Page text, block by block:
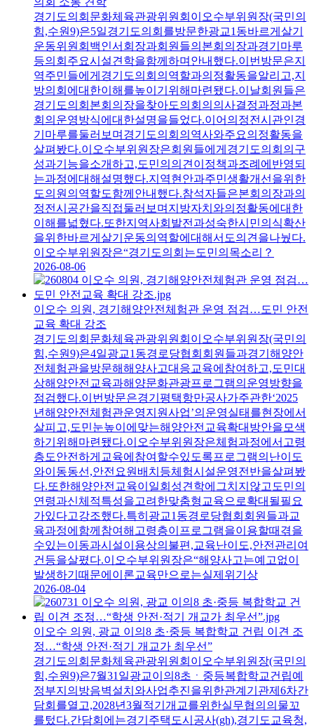
경기도의회문화체육관광위원회이오수부위원장(국민의
힘,수원9)은5일경기도의회를방문한광교1동바르게살기
운동위원회백인서회장과회원들의본회의장과경기마루
등의회주요시설견학을함께하며안내했다.이번방문은지
역주민들에게경기도의회의역할과의정활동을알리고,지
방의회에대한이해를높이기위해마련됐다.이날회원들은
경기도의회본회의장을찾아도의회의의사결정과정과본
회의운영방식에대한설명을들었다.이어의정전시관인경
기마루를둘러보며경기도의회의역사와주요의정활동을
살펴봤다.이오수부위원장은회원들에게경기도의회의구
성과기능을소개하고,도민의의견이정책과조례에반영되
는과정에대해설명했다.지역현안과주민생활개선을위한
도의원의역할도함께안내했다.참석자들은본회의장과의
정전시공간을직접둘러보며지방자치와의정활동에대한
이해를넓혔다.또한지역사회발전과성숙한시민의식확산
을위한바르게살기운동의역할에대해서도의견을나눴다.
이오수부위원장은“경기도의회는도민의목소리？
2026-08-06
이오수 의원, 경기해양안전체험관 운영 점검…도민 안전
교육 확대 강조
경기도의회문화체육관광위원회이오수부위원장(국민의
힘,수원9)은4일광교1동경로당협회회원들과경기해양안
전체험관을방문해해양사고대응교육에참여하고,도민대
상해양안전교육과해양문화관광프로그램의운영방향을
점검했다.이번방문은경기평택항만공사가주관한‘2025
년해양안전체험관운영지원사업’의운영실태를현장에서
살피고,도민눈높이에맞는해양안전교육확대방안을모색
하기위해마련됐다.이오수부위원장은체험과정에서고령
층도안전하게교육에참여할수있도록프로그램의난이도
와이동동선,안전요원배치등체험시설운영전반을살펴봤
다.또한해양안전교육이일회성견학에그치지않고도민의
연령과신체적특성을고려한맞춤형교육으로확대될필요
가있다고강조했다.특히광교1동경로당협회회원들과교
육과정에함께참여해고령층이프로그램을이용할때겪을
수있는이동과시설이용상의불편,교육난이도,안전관리여
건등을살폈다.이오수부위원장은“해양사고는예고없이
발생하기때문에이론교육만으로는실제위기상
2026-08-04
이오수 의원, 광교 이의8 초·중등 복합학교 건립 이견 조
정…“학생 안전·적기 개교가 최우선”
경기도의회문화체육관광위원회이오수부위원장(국민의
힘,수원9)은7월31일광교이의8초ㆍ중등복합학교건립예
정부지의방음벽설치와사업추진을위한관계기관제6차간
담회를열고,2028년3월적기개교를위한실무협의의물꼬
를텄다.간담회에는경기주택도시공사(gh),경기도교육청,